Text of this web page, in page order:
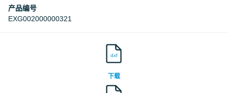
产品编号
EXG002000000321
dxf
下载